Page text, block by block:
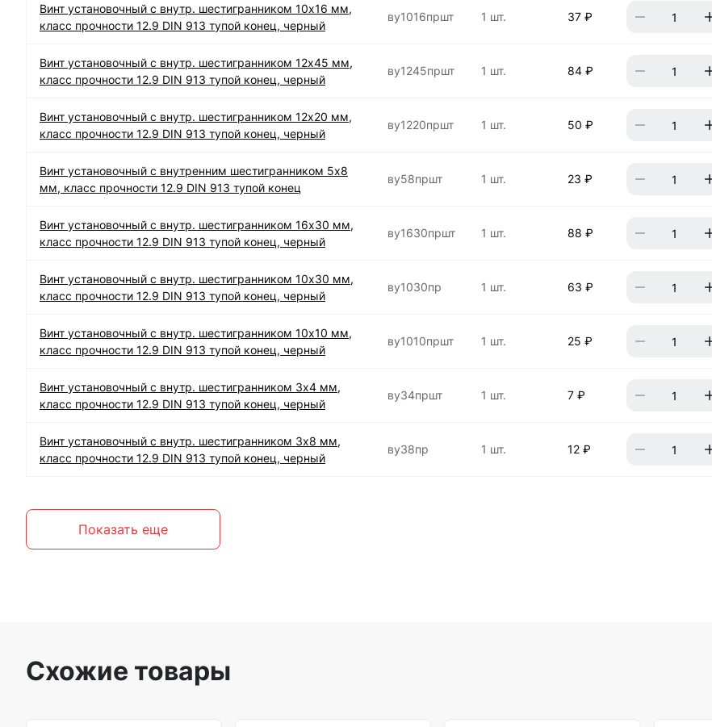
Винт установочный с внутр. шестигранником 10х16 мм,
класс прочности 12.9 DIN 913 тупой конец, черный
ву1016пршт 1 шт. 37 ₽
Винт установочный с внутр. шестигранником 12х45 мм,
класс прочности 12.9 DIN 913 тупой конец, черный
ву1245пршт 1 шт. 84 ₽
Винт установочный с внутр. шестигранником 12х20 мм,
класс прочности 12.9 DIN 913 тупой конец, черный
ву1220пршт 1 шт. 50 ₽
Винт установочный с внутренним шестигранником 5х8
мм, класс прочности 12.9 DIN 913 тупой конец
ву58пршт 1 шт. 23 ₽
Винт установочный с внутр. шестигранником 16х30 мм,
класс прочности 12.9 DIN 913 тупой конец, черный
ву1630пршт 1 шт. 88 ₽
Винт установочный с внутр. шестигранником 10х30 мм,
класс прочности 12.9 DIN 913 тупой конец, черный
ву1030пр 1 шт. 63 ₽
Винт установочный с внутр. шестигранником 10х10 мм,
класс прочности 12.9 DIN 913 тупой конец, черный
ву1010пршт 1 шт. 25 ₽
Винт установочный с внутр. шестигранником 3х4 мм,
класс прочности 12.9 DIN 913 тупой конец, черный
ву34пршт 1 шт. 7 ₽
Винт установочный с внутр. шестигранником 3х8 мм,
класс прочности 12.9 DIN 913 тупой конец, черный
ву38пр 1 шт. 12 ₽
Показать еще
Схожие товары